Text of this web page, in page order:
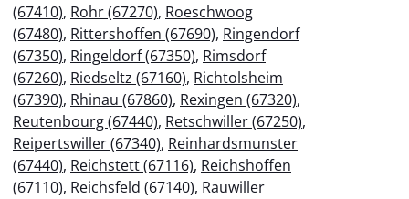
(67410), Rohr (67270), Roeschwoog
(67480), Rittershoffen (67690), Ringendorf
(67350), Ringeldorf (67350), Rimsdorf
(67260), Riedseltz (67160), Richtolsheim
(67390), Rhinau (67860), Rexingen (67320),
Reutenbourg (67440), Retschwiller (67250),
Reipertswiller (67340), Reinhardsmunster
(67440), Reichstett (67116), Reichshoffen
(67110), Reichsfeld (67140), Rauwiller